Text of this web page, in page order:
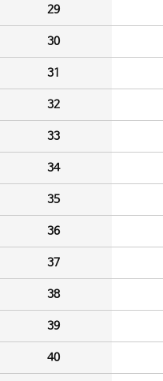
29
30
31
32
33
34
35
36
37
38
39
40